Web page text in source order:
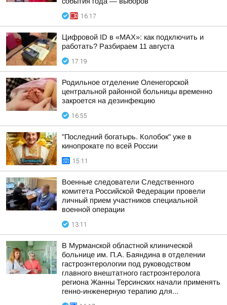
16:17
Цифровой ID в «MAX»: как подключить и
работать? Разбираем 11 августа
17:19
Родильное отделение Оленегорской
центральной районной больницы временно
закроется на дезинфекцию
16:55
"Последний богатырь. Колобок" уже в
кинопрокате по всей России
15:11
Военные следователи Следственного
комитета Российской Федерации провели
личный прием участников специальной
военной операции
13:11
В Мурманской областной клинической
больнице им. П.А. Баяндина в отделении
гастроэнтерологии под руководством
главного внештатного гастроэнтеролога
региона Жанны Терсинских начали применять
генно-инженерную терапию для...